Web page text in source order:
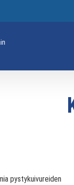
pystykuivureiden